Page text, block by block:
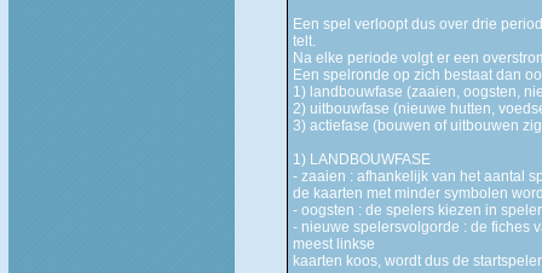
Een spel verloopt dus over drie
telt.
Na elke periode volgt er een
Een spelronde op zich bestaat dan
1) landbouwfase (zaaien, oogsten,
2) uitbouwfase (nieuwe hutten,
3) actiefase (bouwen of uitbouwen
1) LANDBOUWFASE
- zaaien : afhankelijk van het aantal
de kaarten met minder symbolen
- oogsten : de spelers kiezen in
- nieuwe spelersvolgorde : de fiches
meest linkse
kaarten koos, wordt dus de startspeler